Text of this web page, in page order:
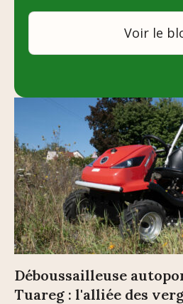
Voir le
Déboussailleuse
Tuareg : l'alliée des